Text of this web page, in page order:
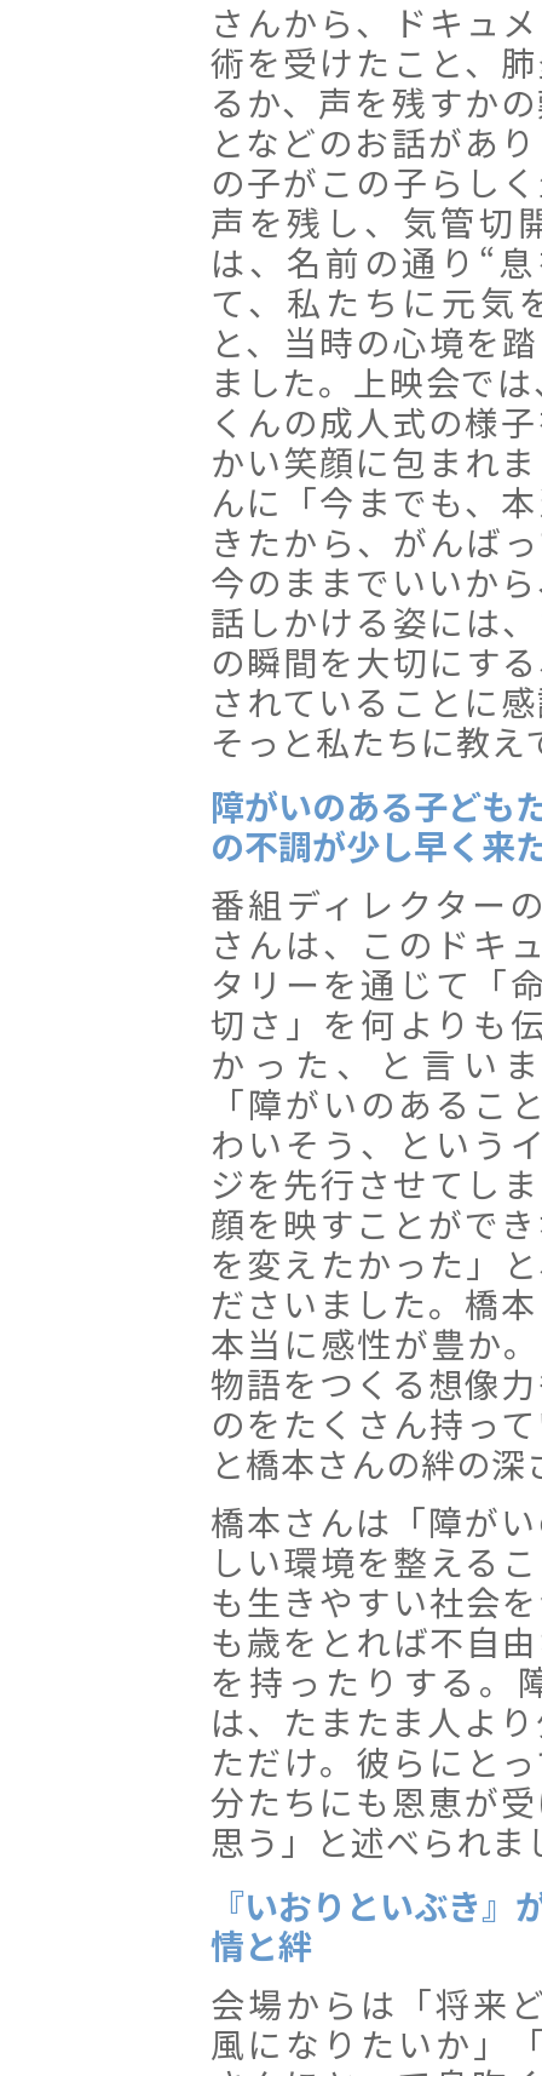
さんから、ドキュ
術を受けたこと、
るか、声を残すか
となどのお話があ
の子がこの子らし
声を残し、気管切
は、名前の通り“
て、私たちに元気
と、当時の心境を
ました。上映会で
くんの成人式の様
かい笑顔に包まれ
んに「今までも、
きたから、がんば
今のままでいいか
話しかける姿には
の瞬間を大切にす
されていることに
そっと私たちに教え
障がいのある子ども
の不調が少し早く来
番組ディレクター
さんは、このドキ
タリーを通じて「
切さ」を何よりも
かった、と言い
「障がいのあるこ
わいそう、という
ジを先行させてし
顔を映すことがで
を変えたかった」
ださいました。橋
本当に感性が豊か
物語をつくる想像
のをたくさん持っ
と橋本さんの絆の
橋本さんは「障が
しい環境を整える
も生きやすい社会
も歳をとれば不自
を持ったりする。
は、たまたま人よ
ただけ。彼らにと
分たちにも恩恵が
思う」と述べられま
『いおりといぶき』
情と絆
会場からは「将来
風になりたいか」